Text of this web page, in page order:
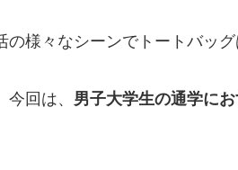
の様々なシーンでトートバッ
今回は、 男子大学生の通学に